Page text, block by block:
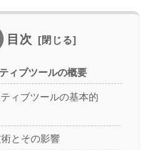
目次
ィブツールの概要
ィブツールの基本的
とその影響